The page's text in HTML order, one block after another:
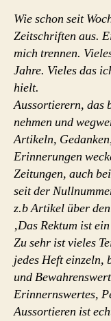
Wie schon seit
Zeitschriften aus.
mich trennen.
Jahre. Vieles das
hielt.
Aussortierern, das
nehmen und
Artikeln,
Erinnerungen
Zeitungen, auch
seit der
z.b Artikel über
‚Das Rektum ist
Zu sehr ist vieles
jedes Heft einzeln,
und
Erinnernswertes,
Aussortieren ist